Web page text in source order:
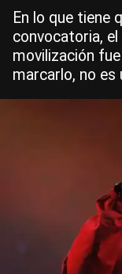
En lo que tiene
convocatoria,
movilización
marcarlo, no es